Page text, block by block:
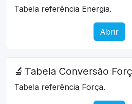
Tabela referência Energia.
Abrir
🔬 Tabela Conversão
Tabela referência Força.